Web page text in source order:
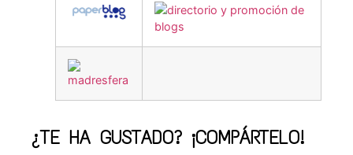
¿TE HA GUSTADO? ¡COMPÁRTELO!